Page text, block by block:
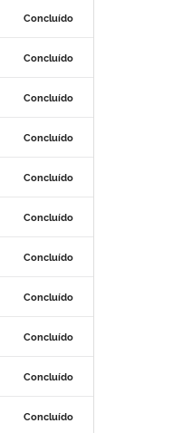
Concluído
Concluído
Concluído
Concluído
Concluído
Concluído
Concluído
Concluído
Concluído
Concluído
Concluído